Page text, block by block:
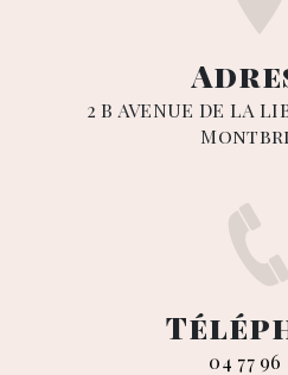
2 B AVENUE DE LA
04 77 96